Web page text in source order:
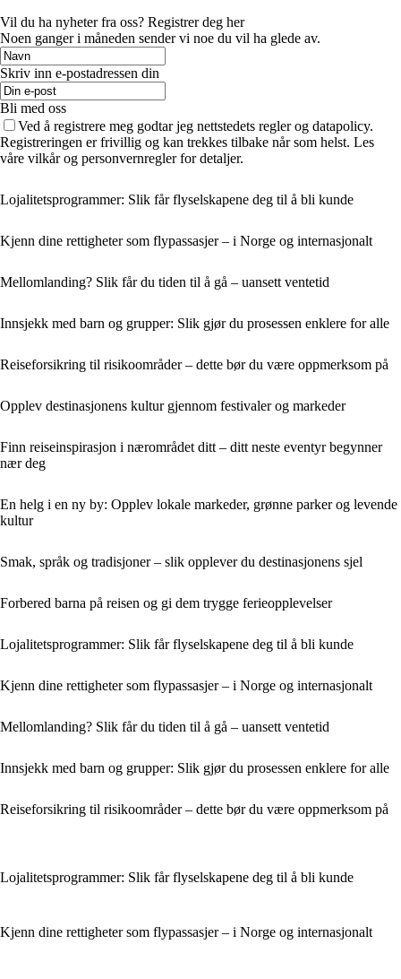
Vil du ha nyheter fra oss? Registrer deg her
Noen ganger i måneden sender vi noe du vil ha glede av.
Skriv inn e-postadressen din
Bli med oss
Ved å registrere meg godtar jeg nettstedets regler og datapolicy.
Registreringen er frivillig og kan trekkes tilbake når som helst. Les
våre vilkår og personvernregler for detaljer.
Lojalitetsprogrammer: Slik får flyselskapene deg til å bli kunde
Kjenn dine rettigheter som flypassasjer – i Norge og internasjonalt
Mellomlanding? Slik får du tiden til å gå – uansett ventetid
Innsjekk med barn og grupper: Slik gjør du prosessen enklere for alle
Reiseforsikring til risikoområder – dette bør du være oppmerksom på
Opplev destinasjonens kultur gjennom festivaler og markeder
Finn reiseinspirasjon i nærområdet ditt – ditt neste eventyr begynner
nær deg
En helg i en ny by: Opplev lokale markeder, grønne parker og levende
kultur
Smak, språk og tradisjoner – slik opplever du destinasjonens sjel
Forbered barna på reisen og gi dem trygge ferieopplevelser
Lojalitetsprogrammer: Slik får flyselskapene deg til å bli kunde
Kjenn dine rettigheter som flypassasjer – i Norge og internasjonalt
Mellomlanding? Slik får du tiden til å gå – uansett ventetid
Innsjekk med barn og grupper: Slik gjør du prosessen enklere for alle
Reiseforsikring til risikoområder – dette bør du være oppmerksom på
Lojalitetsprogrammer: Slik får flyselskapene deg til å bli kunde
Kjenn dine rettigheter som flypassasjer – i Norge og internasjonalt